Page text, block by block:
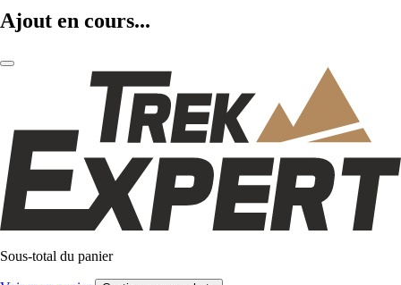
Ajout en cours...
Sous-total du panier